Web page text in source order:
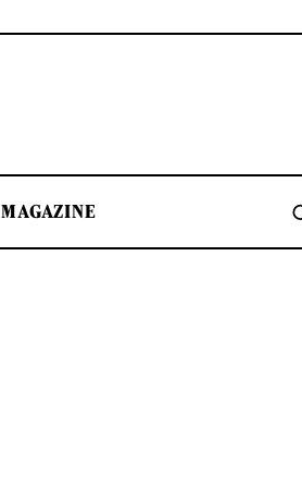
MAGAZINE